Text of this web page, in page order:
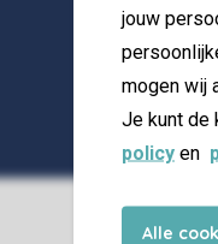
jouw
mogen wij
Je kunt de
policy en
Alle